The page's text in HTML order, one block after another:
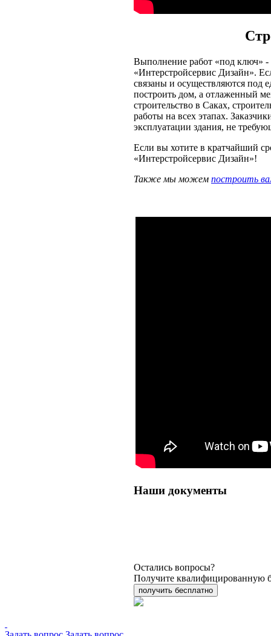
Выполнение работ «под ключ» -
«Интерстройсервис Дизайн».
связаны и осуществляются под
построить дом, а отлаженный
строительство в Саках,
работы на всех этапах.
эксплуатации здания, не
Если вы хотите в кратчайший
«Интерстройсервис Дизайн»!
Также мы можем построить
Наши документы
Остались вопросы?
Получите квалифицированную
получить бесплатно